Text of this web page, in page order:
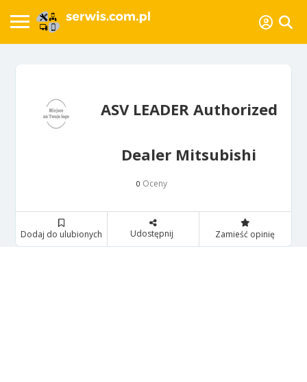
ASV LEADER Authorized
Dealer Mitsubishi
0 Oceny
Dodaj do ulubionych Udostępnij Zamieść opinię